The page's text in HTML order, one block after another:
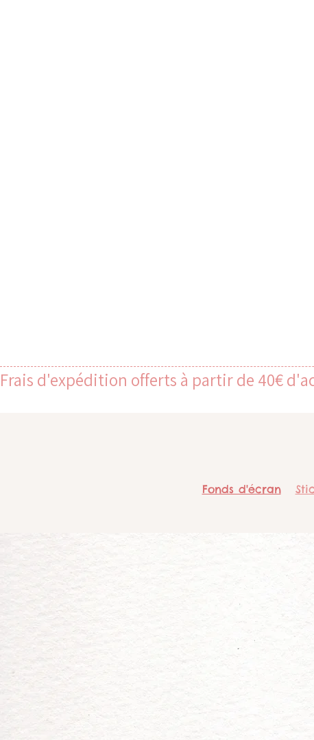
Frais d'expédition offerts à partir de 40€
Fonds d'écran